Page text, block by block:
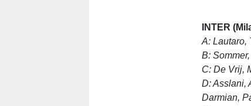
INTER
A: Lautaro,
B:
C: De Vrij,
D: Asslani,
Darmian,